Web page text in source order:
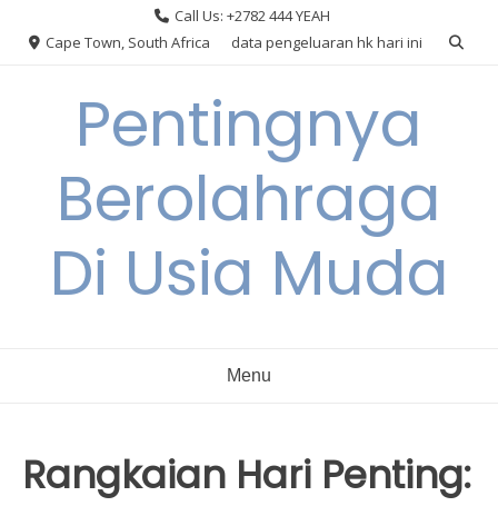
Call Us: +2782 444 YEAH
Cape Town, South Africa
data pengeluaran hk hari ini
Pentingnya
Berolahraga
Di Usia Muda
Menu
Rangkaian Hari Penting: